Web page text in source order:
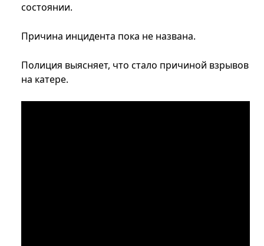
состоянии.
Причина инцидента пока не названа.
Полиция выясняет, что стало причиной взрывов
на катере.